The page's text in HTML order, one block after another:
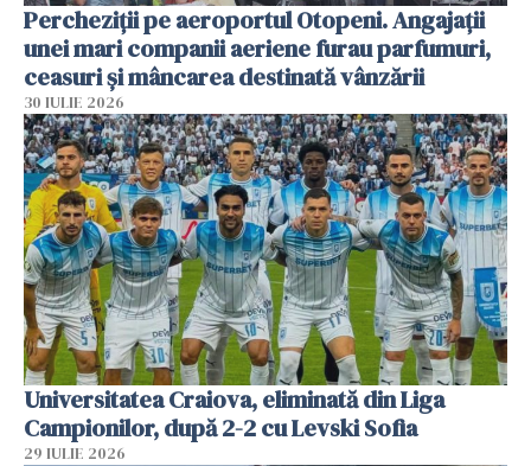
Percheziții pe aeroportul Otopeni. Angajații
unei mari companii aeriene furau parfumuri,
ceasuri și mâncarea destinată vânzării
30 IULIE 2026
Universitatea Craiova, eliminată din Liga
Campionilor, după 2-2 cu Levski Sofia
29 IULIE 2026